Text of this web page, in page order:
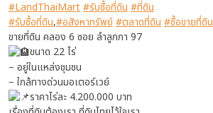
#LandThaiMart#รับซื้อที่ดิน #ที่ดิน
#รับซื้อที่ดิน,#อสังหาทรัพย์#ตลาดที่ดิน #ซื้อขายที่ดิน
ขายที่ดิน คลอง 6 ซอย ลำลูกกา 97
ขนาด 22 ไร่
– อยู่ในแหล่งชุมชน
– ใกล้ทางด่วนมอเตอร์เวย์
ราคาไร่ละ 4.200.000 บาท